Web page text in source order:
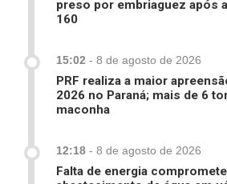
preso por embriaguez após
160
15:02 - 8 de agosto de 2026
PRF realiza a maior
2026 no Paraná; mais de 6
maconha
12:18 - 8 de agosto de 2026
Falta de energia